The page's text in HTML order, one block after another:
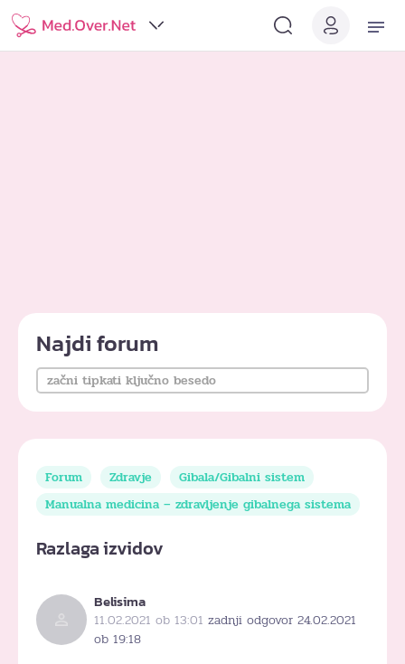
Najdi forum
Forum Zdravje
Gibala/Gibalni sistem
Manualna medicina – zdravljenje gibalnega sistema
Razlaga izvidov
Belisima
11.02.2021 ob 13:01 zadnji odgovor 24.02.2021
ob 19:18